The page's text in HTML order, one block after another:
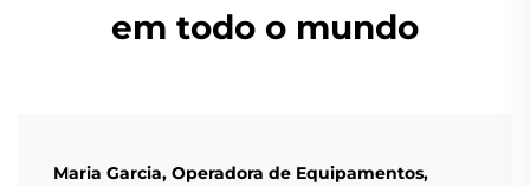
em todo o mundo
Maria Garcia, Operadora de Equipamentos,